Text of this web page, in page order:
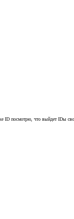
ID посмотрю, что выйдет IDы